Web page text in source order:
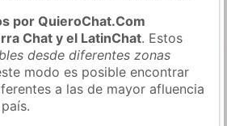
por QuieroChat.Com
Chat y el LatinChat. Estos
desde diferentes zonas
modo es posible encontrar
a las de mayor afluencia